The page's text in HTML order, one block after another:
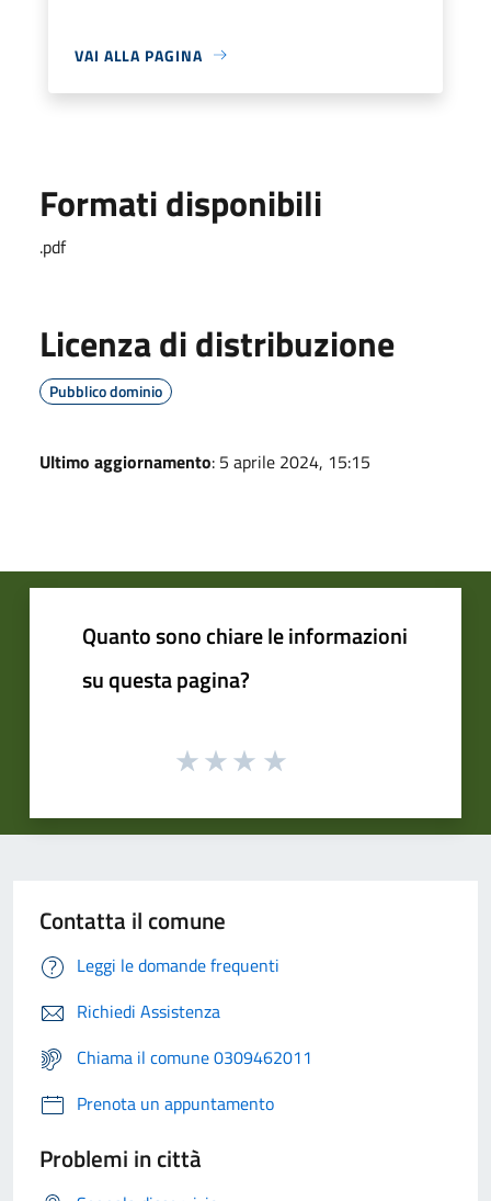
VAI ALLA PAGINA
Formati disponibili
.pdf
Licenza di distribuzione
Pubblico dominio
Ultimo aggiornamento: 5 aprile 2024, 15:15
Quanto sono chiare le informazioni
su questa pagina?
Contatta il comune
Leggi le domande frequenti
Richiedi Assistenza
Chiama il comune 0309462011
Prenota un appuntamento
Problemi in città